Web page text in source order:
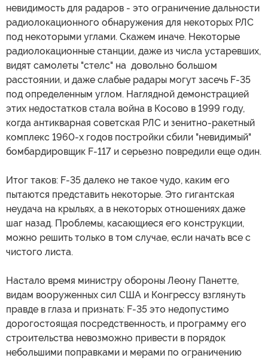
невидимость для радаров - это ограничение дальности
радиолокационного обнаружения для некоторых РЛС
под некоторыми углами. Скажем иначе. Некоторые
радиолокационные станции, даже из числа устаревших,
видят самолеты "стелс" на довольно большом
расстоянии, и даже слабые радары могут засечь F-35
под определенным углом. Наглядной демонстрацией
этих недостатков стала война в Косово в 1999 году,
когда антикварная советская РЛС и зенитно-ракетный
комплекс 1960-х годов постройки сбили "невидимый"
бомбардировщик F-117 и серьезно повредили еще один.
Итог таков: F-35 далеко не такое чудо, каким его
пытаются представить некоторые. Это гигантская
неудача на крыльях, а в некоторых отношениях даже
шаг назад. Проблемы, касающиеся его конструкции,
можно решить только в том случае, если начать все с
чистого листа.
Настало время министру обороны Леону Панетте,
видам вооруженных сил США и Конгрессу взглянуть
правде в глаза и признать: F-35 это недопустимо
дорогостоящая посредственность, и программу его
строительства невозможно привести в порядок
небольшими поправками и мерами по ограничению